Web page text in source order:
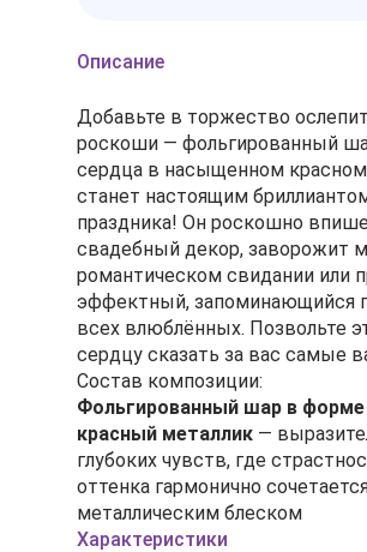
Описание
Добавьте в торжество
роскоши — фольгированный
сердца в насыщенном
станет настоящим
праздника! Он роскошно
свадебный декор, заворожит
романтическом свидании или
эффектный, запоминающийся
всех влюблённых. Позвольте
сердцу сказать за вас самые
Состав композиции:
Фольгированный шар в форме
красный металлик —
глубоких чувств, где
оттенка гармонично
металлическим блеском
Характеристики